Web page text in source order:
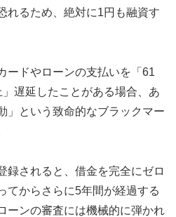
れるため、絶対に1円も融資す
ードやローンの支払いを「61
遅延したことがある場合、あ
」という致命的なブラックマー
録されると、借金を完全にゼロ
てからさらに5年間が経過する
ーンの審査には機械的に弾かれ